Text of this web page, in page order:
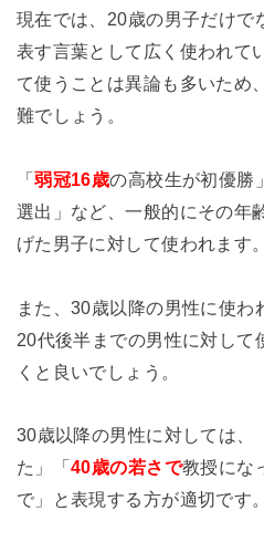
現在では、20歳の男子だけで
表す言葉として広く使われて
て使うことは異論も多いため
難でしょう。
「弱冠16歳の高校生が初優勝
選出」など、一般的にその年
げた男子に対して使われます。
また、30歳以降の男性に使わ
20代後半までの男性に対して
くと良いでしょう。
30歳以降の男性に対しては、
た」「40歳の若さで教授にな
で」と表現する方が適切です。